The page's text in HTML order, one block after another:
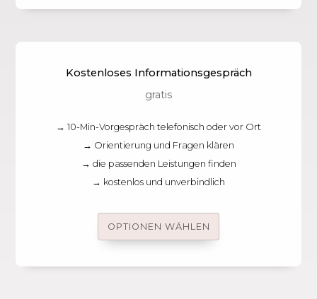
Kostenloses Informationsgespräch
gratis
→ 10-Min-Vorgespräch telefonisch oder vor Ort
→ Orientierung und Fragen klären
→ die passenden Leistungen finden
→ kostenlos und unverbindlich
OPTIONEN WÄHLEN